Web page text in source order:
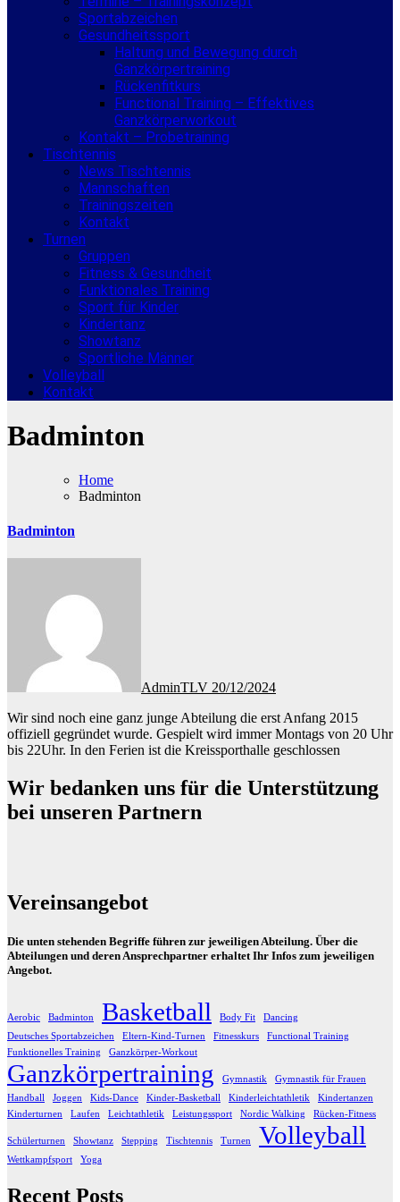
Sportabzeichen
Gesundheitssport
Haltung und Bewegung durch
Ganzkörpertraining
Rückenfitkurs
Functional Training – Effektives
Ganzkörperworkout
Kontakt – Probetraining
Tischtennis
News Tischtennis
Mannschaften
Trainingszeiten
Kontakt
Turnen
Gruppen
Fitness & Gesundheit
Funktionales Training
Sport für Kinder
Kindertanz
Showtanz
Sportliche Männer
Volleyball
Kontakt
Badminton
Home
Badminton
Badminton
AdminTLV 20/12/2024
Wir sind noch eine ganz junge Abteilung die erst Anfang 2015
offiziell gegründet wurde. Gespielt wird immer Montags von 20 Uhr
bis 22Uhr. In den Ferien ist die Kreissporthalle geschlossen
Wir bedanken uns für die Unterstützung
bei unseren Partnern
Vereinsangebot
Die unten stehenden Begriffe führen zur jeweiligen Abteilung. Über die
Abteilungen und deren Ansprechpartner erhaltet Ihr Infos zum jeweiligen
Angebot.
Aerobic Badminton Basketball Body Fit
Dancing
Deutsches Sportabzeichen
Eltern-Kind-Turnen Fitnesskurs
Functional Training
Funktionelles Training
Ganzkörper-Workout
Ganzkörpertraining Gymnastik
Gymnastik für Frauen
Handball
Joggen Kids-Dance Kinder-Basketball Kinderleichtathletik
Kindertanzen
Kinderturnen
Laufen Leichtathletik Leistungssport Nordic Walking Rücken-Fitness
Schülerturnen Showtanz Stepping Tischtennis Turnen Volleyball
Wettkampfsport Yoga
Recent Posts